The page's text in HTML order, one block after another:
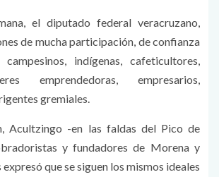
el diputado federal veracruzano,
de mucha participación, de confianza
indígenas, cafeticultores,
emprendedoras, empresarios,
gremiales.
Acultzingo -en las faldas del Pico de
y fundadores de Morena y
que se siguen los mismos ideales